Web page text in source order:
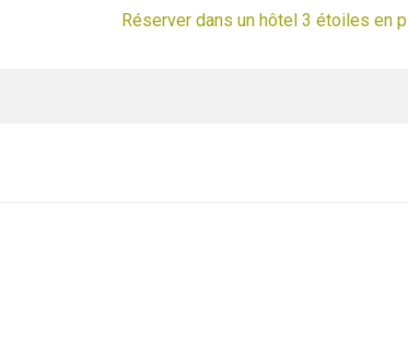
Réserver dans un hôtel 3 étoiles en